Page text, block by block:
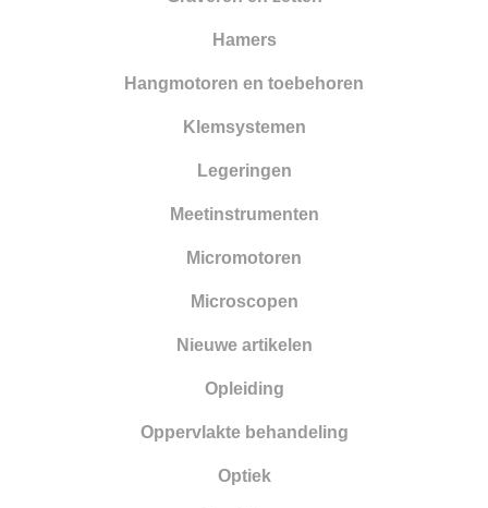
Hamers
Hangmotoren en toebehoren
Klemsystemen
Legeringen
Meetinstrumenten
Micromotoren
Microscopen
Nieuwe artikelen
Opleiding
Oppervlakte behandeling
Optiek